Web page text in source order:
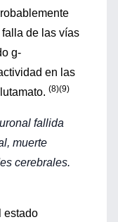
de las vías
g-
en las
(8)(9)
fallida
muerte
cerebrales.
estado